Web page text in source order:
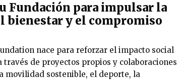
Fundación para impulsar la
bienestar y el compromiso
nace para reforzar el impacto social
través de proyectos propios y colaboraciones
movilidad sostenible, el deporte, la